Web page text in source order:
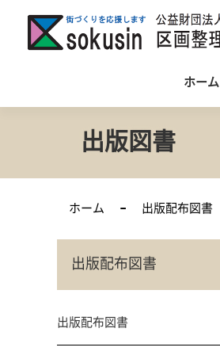
ホーム
出版図書
ホーム 出版配布図書
出版配布図書
出版配布図書